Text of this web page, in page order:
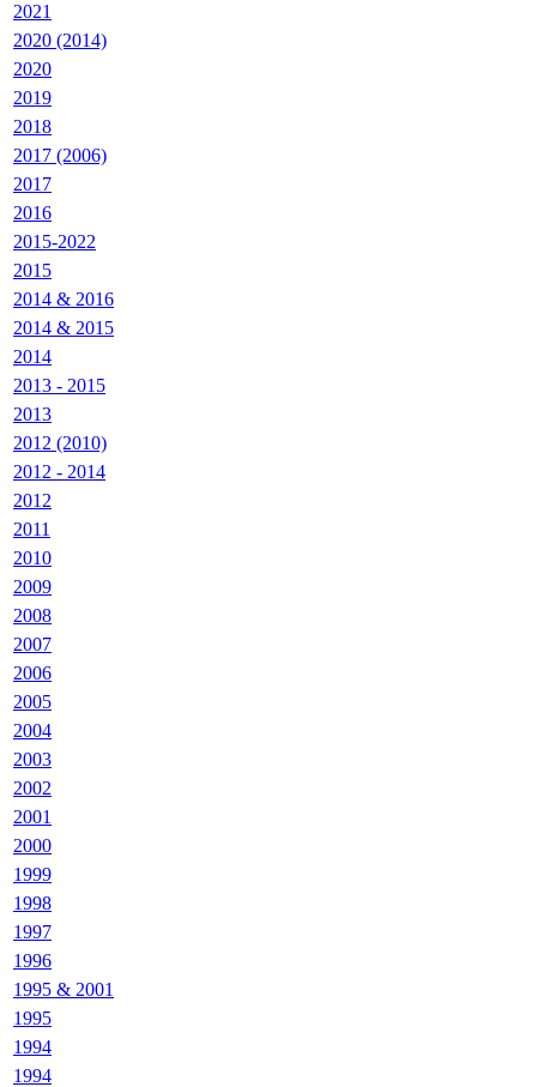
2021
2020 (2014)
2020
2019
2018
2017 (2006)
2017
2016
2015-2022
2015
2014 & 2016
2014 & 2015
2014
2013 - 2015
2013
2012 (2010)
2012 - 2014
2012
2011
2010
2009
2008
2007
2006
2005
2004
2003
2002
2001
2000
1999
1998
1997
1996
1995 & 2001
1995
1994
1994